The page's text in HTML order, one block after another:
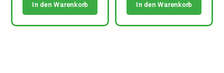
In den Warenkorb In den Warenkorb